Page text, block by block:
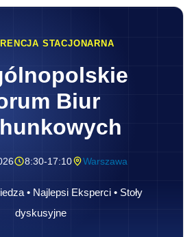
STACJONARNA
Biur
8:30-17:10 Warszawa
• Najlepsi Eksperci • Stoły
dyskusyjne